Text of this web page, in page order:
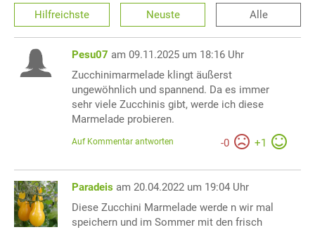
Hilfreichste Neuste Alle
Pesu07 am 09.11.2025 um 18:16 Uhr
Zucchinimarmelade klingt äußerst
ungewöhnlich und spannend. Da es immer
sehr viele Zucchinis gibt, werde ich diese
Marmelade probieren.
-0 +1
Auf Kommentar antworten
Paradeis am 20.04.2022 um 19:04 Uhr
Diese Zucchini Marmelade werde n wir mal
speichern und im Sommer mit den frisch